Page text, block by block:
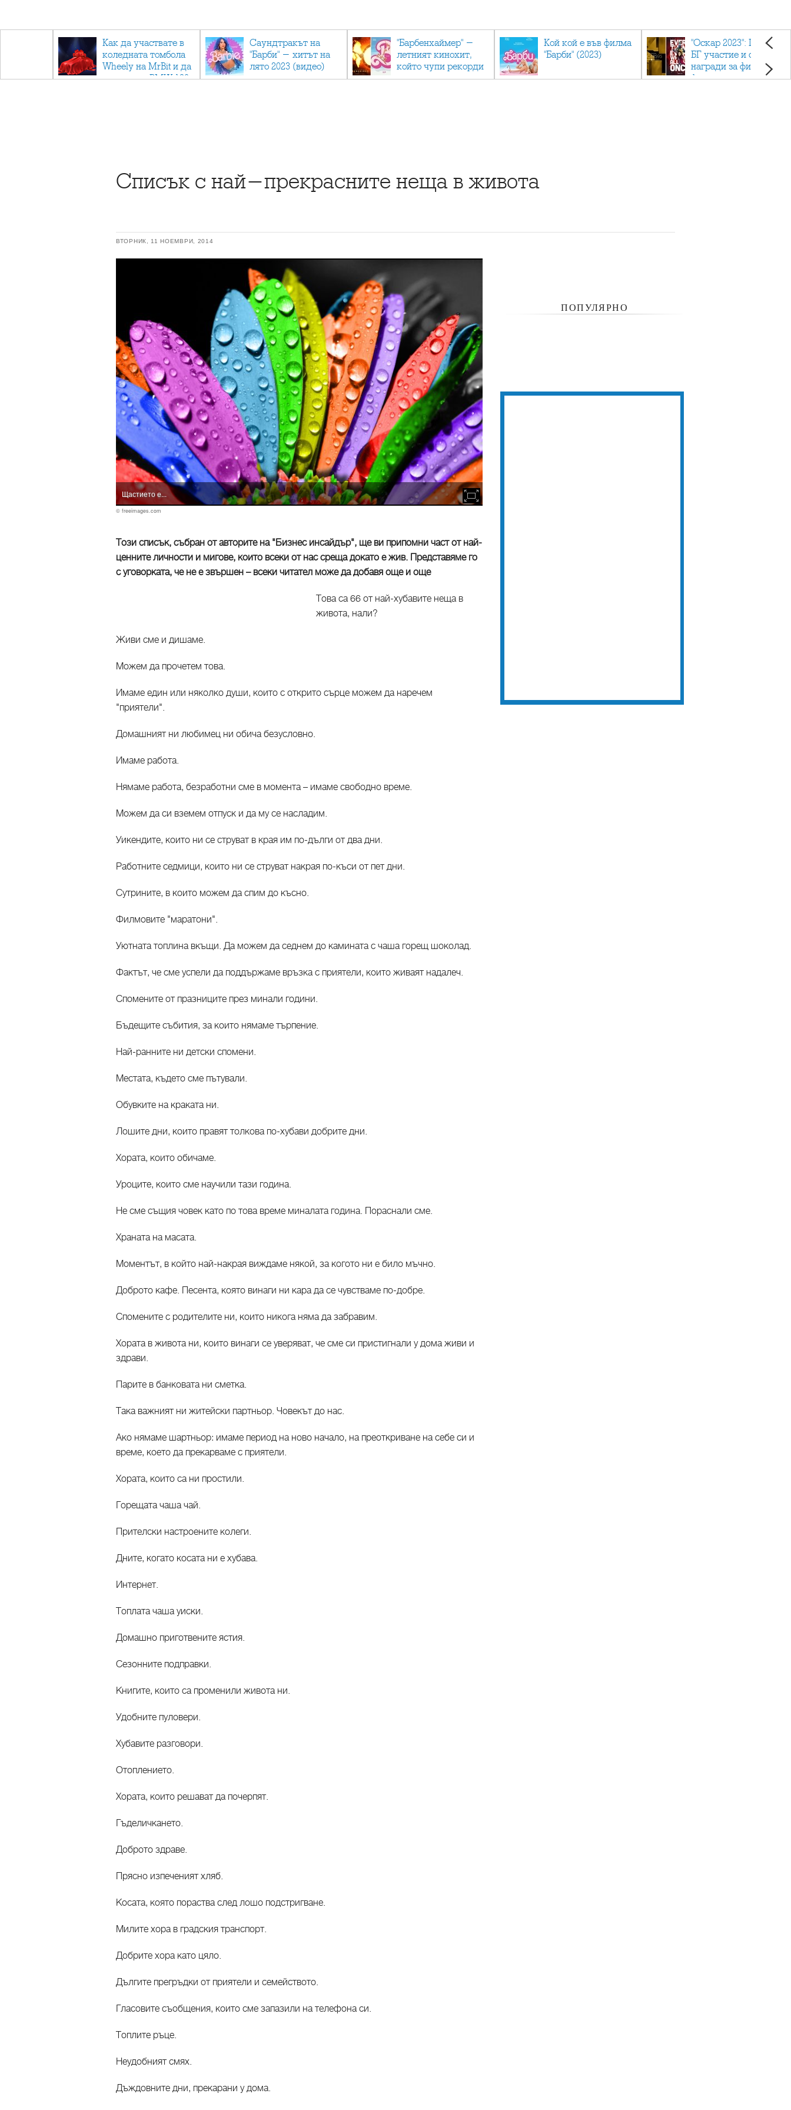
Как да участвате в
коледната томбола
Wheely на MrBit и да
спечелите BMW 120
Саундтракът на
"Барби" - хитът на
лято 2023 (видео)
"Барбенхаймер" -
летният кинохит,
който чупи рекорди
Кой кой е във филма
"Барби" (2023)
"Оскар 2023": Приз с
БГ участие и седем
награди за филма
фаворит
Списък с най-прекрасните неща в живота
ВТОРНИК, 11 НОЕМВРИ, 2014
Щастието е...
© freeimages.com
Този списък, събран от авторите на "Бизнес инсайдър", ще ви припомни част от най-
ценните личности и мигове, които всеки от нас среща докато е жив. Представяме го
с уговорката, че не е звършен – всеки читател може да добавя още и още
Това са 66 от най-хубавите неща в
живота, нали?
Живи сме и дишаме.
Можем да прочетем това.
Имаме един или няколко души, които с открито сърце можем да наречем
"приятели".
Домашният ни любимец ни обича безусловно.
Имаме работа.
Нямаме работа, безработни сме в момента – имаме свободно време.
Можем да си вземем отпуск и да му се насладим.
Уикендите, които ни се струват в края им по-дълги от два дни.
Работните седмици, които ни се струват накрая по-къси от пет дни.
Сутрините, в които можем да спим до късно.
Филмовите "маратони".
Уютната топлина вкъщи. Да можем да седнем до камината с чаша горещ шоколад.
Фактът, че сме успели да поддържаме връзка с приятели, които живаят надалеч.
Спомените от празниците през минали години.
Бъдещите събития, за които нямаме търпение.
Най-ранните ни детски спомени.
Местата, където сме пътували.
Обувките на краката ни.
Лошите дни, които правят толкова по-хубави добрите дни.
Хората, които обичаме.
Уроците, които сме научили тази година.
Не сме същия човек като по това време миналата година. Пораснали сме.
Храната на масата.
Моментът, в който най-накрая виждаме някой, за когото ни е било мъчно.
Доброто кафе. Песента, която винаги ни кара да се чувстваме по-добре.
Спомените с родителите ни, които никога няма да забравим.
Хората в живота ни, които винаги се уверяват, че сме си пристигнали у дома живи и
здрави.
Парите в банковата ни сметка.
Така важният ни житейски партньор. Човекът до нас.
Ако нямаме шартньор: имаме период на ново начало, на преоткриване на себе си и
време, което да прекарваме с приятели.
Хората, които са ни простили.
Горещата чаша чай.
Прителски настроените колеги.
Дните, когато косата ни е хубава.
Интернет.
Топлата чаша уиски.
Домашно приготвените ястия.
Сезонните подправки.
Книгите, които са променили живота ни.
Удобните пуловери.
Хубавите разговори.
Отоплението.
Хората, които решават да почерпят.
Гъделичкането.
Доброто здраве.
Прясно изпеченият хляб.
Косата, която пораства след лошо подстригване.
Милите хора в градския транспорт.
Добрите хора като цяло.
Дългите прегръдки от приятели и семейството.
Гласовите съобщения, които сме запазили на телефона си.
Топлите ръце.
Неудобният смях.
Дъждовните дни, прекарани у дома.
ПОПУЛЯРНО